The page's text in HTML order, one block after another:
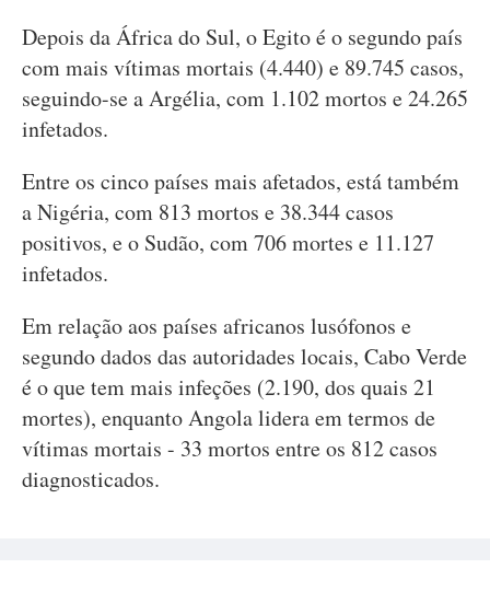
Depois da África do Sul, o Egito é o segundo país
com mais vítimas mortais (4.440) e 89.745 casos,
seguindo-se a Argélia, com 1.102 mortos e 24.265
infetados.
Entre os cinco países mais afetados, está também
a Nigéria, com 813 mortos e 38.344 casos
positivos, e o Sudão, com 706 mortes e 11.127
infetados.
Em relação aos países africanos lusófonos e
segundo dados das autoridades locais, Cabo Verde
é o que tem mais infeções (2.190, dos quais 21
mortes), enquanto Angola lidera em termos de
vítimas mortais - 33 mortos entre os 812 casos
diagnosticados.